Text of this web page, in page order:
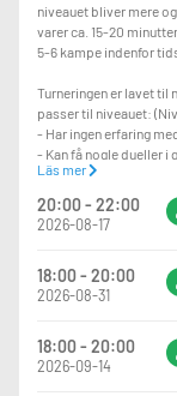
niveauet bliver mere
varer ca. 15-20
5-6 kampe indenfor
Turneringen er lavet
passer til niveauet:
- Har ingen erfaring
- Kan få nogle dueller i
(niveau 1.5-2.0)
- Spiller stabilt og har
Ved under 8 tilmeldte
Der er nye bolde med
Efter arrangementet er
giver en sodavand
Läs mer
20:00 - 22:00
2026-08-17
18:00 - 20:00
2026-08-31
18:00 - 20:00
2026-09-14